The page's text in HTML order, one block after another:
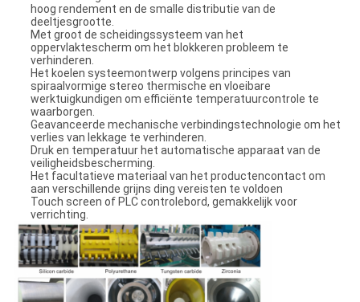
hoog rendement en de smalle distributie van de
deeltjesgrootte.
Met groot de scheidingssysteem van het
oppervlaktescherm om het blokkeren probleem te
verhinderen.
Het koelen systeemontwerp volgens principes van
spiraalvormige stereo thermische en vloeibare
werktuigkundigen om efficiënte temperatuurcontrole te
waarborgen.
Geavanceerde mechanische verbindingstechnologie om het
verlies van lekkage te verhinderen.
Druk en temperatuur het automatische apparaat van de
veiligheidsbescherming.
Het facultatieve materiaal van het productencontact om
aan verschillende grijns ding vereisten te voldoen
Touch screen of PLC controlebord, gemakkelijk voor
verrichting.